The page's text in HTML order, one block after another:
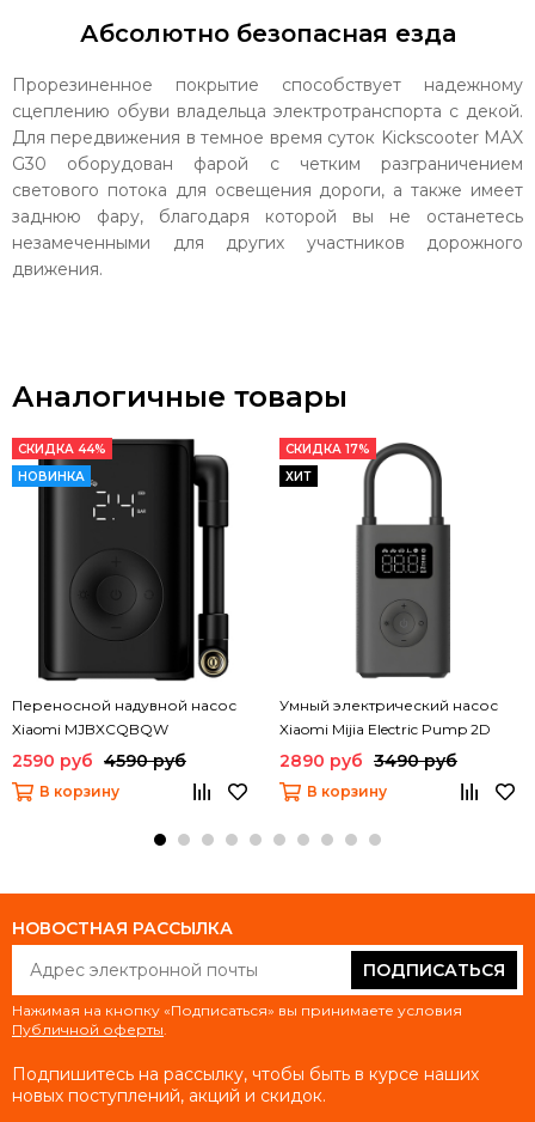
Абсолютно безопасная езда
Прорезиненное покрытие способствует надежному
сцеплению обуви владельца электротранспорта с декой.
Для передвижения в темное время суток Kickscooter MAX
G30 оборудован фарой с четким разграничением
светового потока для освещения дороги, а также имеет
заднюю фару, благодаря которой вы не останетесь
незамеченными для других участников дорожного
движения.
Аналогичные товары
СКИДКА 44%
НОВИНКА
Переносной надувной насос
Xiaomi MJBXCQBQW
2590 руб 4590 руб
В корзину
СКИДКА 17%
ХИТ
Умный электрический насос
Xiaomi Mijia Electric Pump 2D
(MJCQB07QWS)
2890 руб 3490 руб
В корзину
НОВОСТНАЯ РАССЫЛКА
ПОДПИСАТЬСЯ
Нажимая на кнопку «Подписаться» вы принимаете условия
Публичной оферты.
Подпишитесь на рассылку, чтобы быть в курсе наших
новых поступлений, акций и скидок.